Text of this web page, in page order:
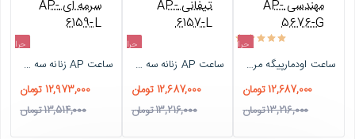
حراج
ساعت اودمارپیگه مردانه مشکی کرنوگراف مهندسی AP-5676-G
12,687,000 تومان
13,216,000 تومان
حراج
ساعت AP زنانه سه موتوره استیل صفحه مهندسی تیفانی AP-6157-L
12,687,000 تومان
13,216,000 تومان
حراج
ساعت AP زنانه سه موتوره کرنوگراف سیلور سرمه ای AP-6159-L
12,973,000 تومان
13,514,000 تومان